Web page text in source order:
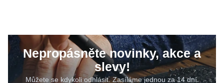
Nepropásněte novinky, akce a
slevy!
Můžete se kdykoli odhlásit. Zasíláme jednou za 14 dní.